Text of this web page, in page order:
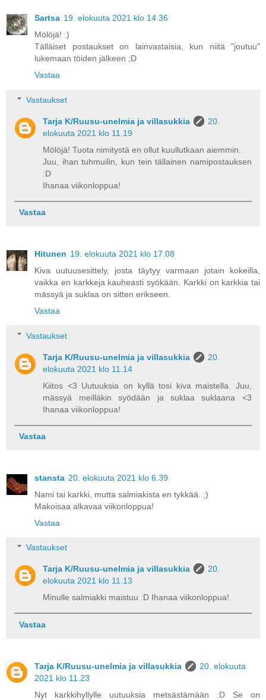
Sartsa 19. elokuuta 2021 klo 14.36
Mölöjä! :)
Tälläiset postaukset on lainvastaisia, kun niitä "joutuu"
lukemaan töiden jälkeen ;D
Vastaa
Vastaukset
Tarja K/Ruusu-unelmia ja villasukkia
20.
elokuuta 2021 klo 11.19
Mölöjä! Tuota nimitystä en ollut kuullutkaan aiemmin.
Juu, ihan tuhmuilin, kun tein tällainen namipostauksen
:D
Ihanaa viikonloppua!
Vastaa
Hitunen 19. elokuuta 2021 klo 17.08
Kiva uutuusesittely, josta täytyy varmaan jotain kokeilla,
vaikka en karkkeja kauheasti syökään. Karkki on karkkia tai
mässyä ja suklaa on sitten erikseen.
Vastaa
Vastaukset
Tarja K/Ruusu-unelmia ja villasukkia
20.
elokuuta 2021 klo 11.14
Kiitos <3 Uutuuksia on kyllä tosi kiva maistella. Juu,
mässyä meilläkin syödään ja suklaa suklaana <3
Ihanaa viikonloppua!
Vastaa
stansta 20. elokuuta 2021 klo 6.39
Nami tai karkki, mutta salmiakista en tykkää. ;)
Makoisaa alkavaa viikonloppua!
Vastaa
Vastaukset
Tarja K/Ruusu-unelmia ja villasukkia
20.
elokuuta 2021 klo 11.13
Minulle salmiakki maistuu :D Ihanaa viikonloppua!
Vastaa
Tarja K/Ruusu-unelmia ja villasukkia
20. elokuuta
2021 klo 11.23
Nyt karkkihyllylle uutuuksia metsästämään :D Se on